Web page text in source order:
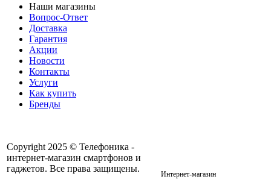
Наши магазины
Вопрос-Ответ
Доставка
Гарантия
Акции
Новости
Контакты
Услуги
Как купить
Бренды
Copyright 2025 © Телефоника -
интернет-магазин смартфонов и
гаджетов. Все права защищены.
Интернет-магазин